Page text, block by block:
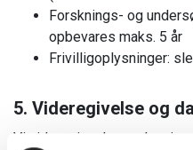
Forsknings- og
opbevares maks. 5 år
Frivilligoplysninger:
5. Videregivelse og
Vi videregiver kun